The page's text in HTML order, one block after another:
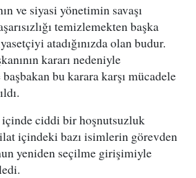
ve siyasi yönetimin savaşı
temizlemekten başka
atadığınızda olan budur.
kararı nedeniyle
bu karara karşı mücadele
ciddi bir hoşnutsuzluk
içindeki bazı isimlerin görevden
yeniden seçilme girişimiyle